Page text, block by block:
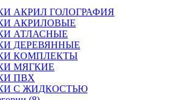
АКРИЛ ГОЛОГРАФИЯ
АКРИЛОВЫЕ
АТЛАСНЫЕ
ДЕРЕВЯННЫЕ
КОМПЛЕКТЫ
МЯГКИЕ
ПВХ
С ЖИДКОСТЬЮ